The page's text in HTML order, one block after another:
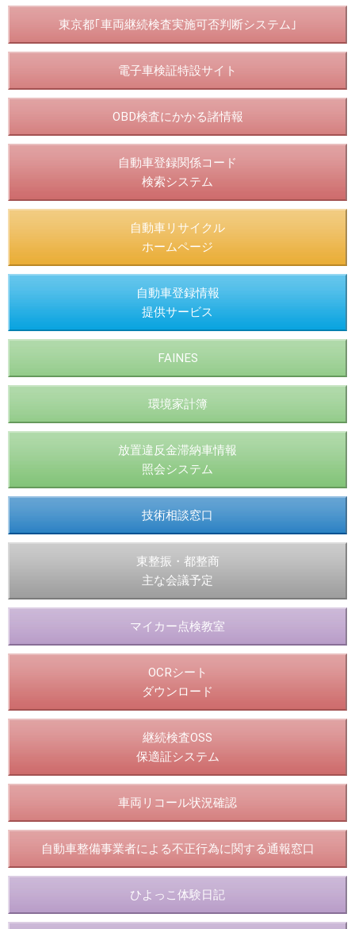
東京都｢車両継続検査実施可否判断システム｣
電子車検証特設サイト
OBD検査にかかる諸情報
自動車登録関係コード
検索システム
自動車リサイクル
ホームページ
自動車登録情報
提供サービス
FAINES
環境家計簿
放置違反金滞納車情報
照会システム
技術相談窓口
東整振・都整商
主な会議予定
マイカー点検教室
OCRシート
ダウンロード
継続検査OSS
保適証システム
車両リコール状況確認
自動車整備事業者による不正行為に関する通報窓口
ひよっこ体験日記